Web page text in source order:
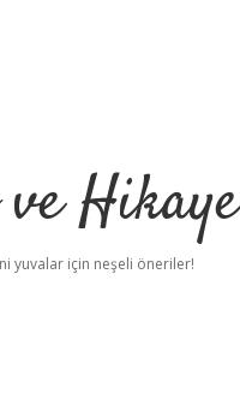
Hikaye
yuvalar için neşeli öneriler!